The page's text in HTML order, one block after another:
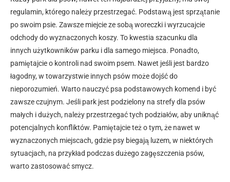
regulamin, którego należy przestrzegać. Podstawą jest sprzątanie
po swoim psie. Zawsze miejcie ze sobą woreczki i wyrzucajcie
odchody do wyznaczonych koszy. To kwestia szacunku dla
innych użytkowników parku i dla samego miejsca. Ponadto,
pamiętajcie o kontroli nad swoim psem. Nawet jeśli jest bardzo
łagodny, w towarzystwie innych psów może dojść do
nieporozumień. Warto nauczyć psa podstawowych komend i być
zawsze czujnym. Jeśli park jest podzielony na strefy dla psów
małych i dużych, należy przestrzegać tych podziałów, aby uniknąć
potencjalnych konfliktów. Pamiętajcie też o tym, że nawet w
wyznaczonych miejscach, gdzie psy biegają luzem, w niektórych
sytuacjach, na przykład podczas dużego zagęszczenia psów,
warto zastosować smycz.